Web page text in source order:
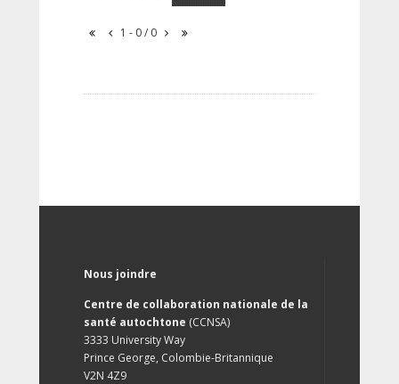
1 - 0 / 0
Nous joindre
Centre de collaboration nationale de la
santé autochtone (CCNSA)
3333 University Way
Prince George, Colombie-Britannique
V2N 4Z9